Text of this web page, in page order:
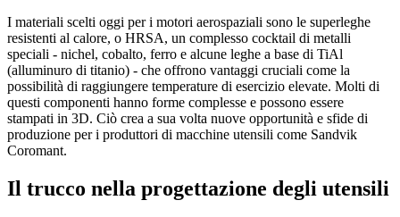
I materiali scelti oggi per i motori aerospaziali sono le superleghe
resistenti al calore, o HRSA, un complesso cocktail di metalli
speciali - nichel, cobalto, ferro e alcune leghe a base di TiAl
(alluminuro di titanio) - che offrono vantaggi cruciali come la
possibilità di raggiungere temperature di esercizio elevate. Molti di
questi componenti hanno forme complesse e possono essere
stampati in 3D. Ciò crea a sua volta nuove opportunità e sfide di
produzione per i produttori di macchine utensili come Sandvik
Coromant.
Il trucco nella progettazione degli utensili